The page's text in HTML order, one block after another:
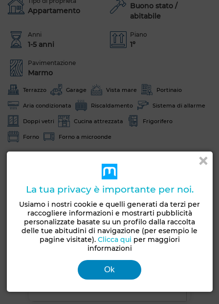
Appartamento
Buono stato /
abitabile
Anni
1-5 anni
Piano
1º
Pavimentazione
Marmo
Terrazzo Garage Vista mare Portinaio
Aria condizionata Riscaldamento Sistema di allarme
Doppi vetri Cucina attrezzata Frigorifero
Forno Forno a microonde
La tua privacy è importante per noi.
Usiamo i nostri cookie e quelli generati da terzi per
raccogliere informazioni e mostrarti pubblicità
personalizzate basate su un profilo dalla raccolta
delle tue abitudini di navigazione (per esempio le
pagine visitate). Clicca qui per maggiori
informazioni
Ok